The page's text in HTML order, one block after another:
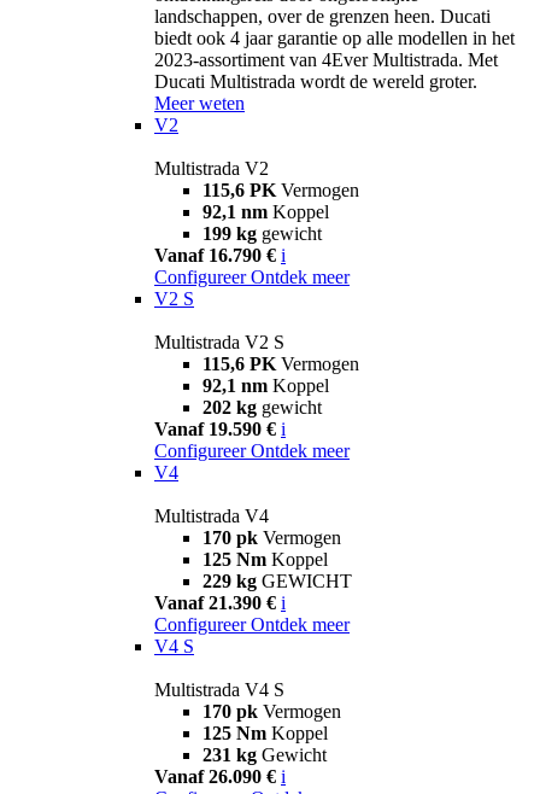
landschappen, over de grenzen heen. Ducati
biedt ook 4 jaar garantie op alle modellen in het
2023-assortiment van 4Ever Multistrada. Met
Ducati Multistrada wordt de wereld groter.
Meer weten
V2
Multistrada V2
115,6 PK Vermogen
92,1 nm Koppel
199 kg gewicht
Vanaf 16.790 € i
Configureer Ontdek meer
V2 S
Multistrada V2 S
115,6 PK Vermogen
92,1 nm Koppel
202 kg gewicht
Vanaf 19.590 € i
Configureer Ontdek meer
V4
Multistrada V4
170 pk Vermogen
125 Nm Koppel
229 kg GEWICHT
Vanaf 21.390 € i
Configureer Ontdek meer
V4 S
Multistrada V4 S
170 pk Vermogen
125 Nm Koppel
231 kg Gewicht
Vanaf 26.090 € i